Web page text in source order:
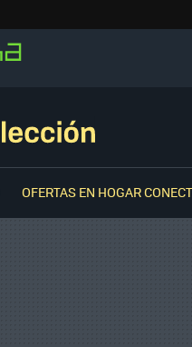
OFERTAS EN HOGAR